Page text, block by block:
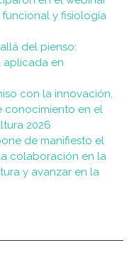
funcional y fisiología
del pienso:
aplicada en
con la innovación,
conocimiento en el
2026
de manifiesto el
colaboración en la
y avanzar en la